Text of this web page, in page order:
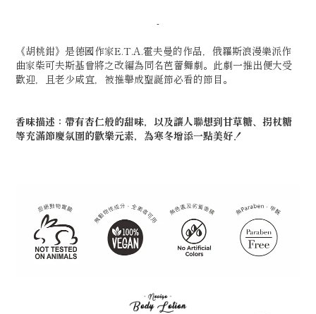
-
《胡桃鉗》是德國作家E.T.A.霍夫曼的作品，俄羅斯浪漫樂派作
曲家柴可夫斯基曾將之改編為同名芭蕾舞劇。此劇一推出便大受
歡迎，且老少咸宜，被推舉成聖誕節必看的節目。
香味描述：帶有杏仁般的甜味，以及讓人聯想到甘草糖、拐杖糖
等充滿節慶氛圍的歡樂元素，為寒冬增添一點美好！